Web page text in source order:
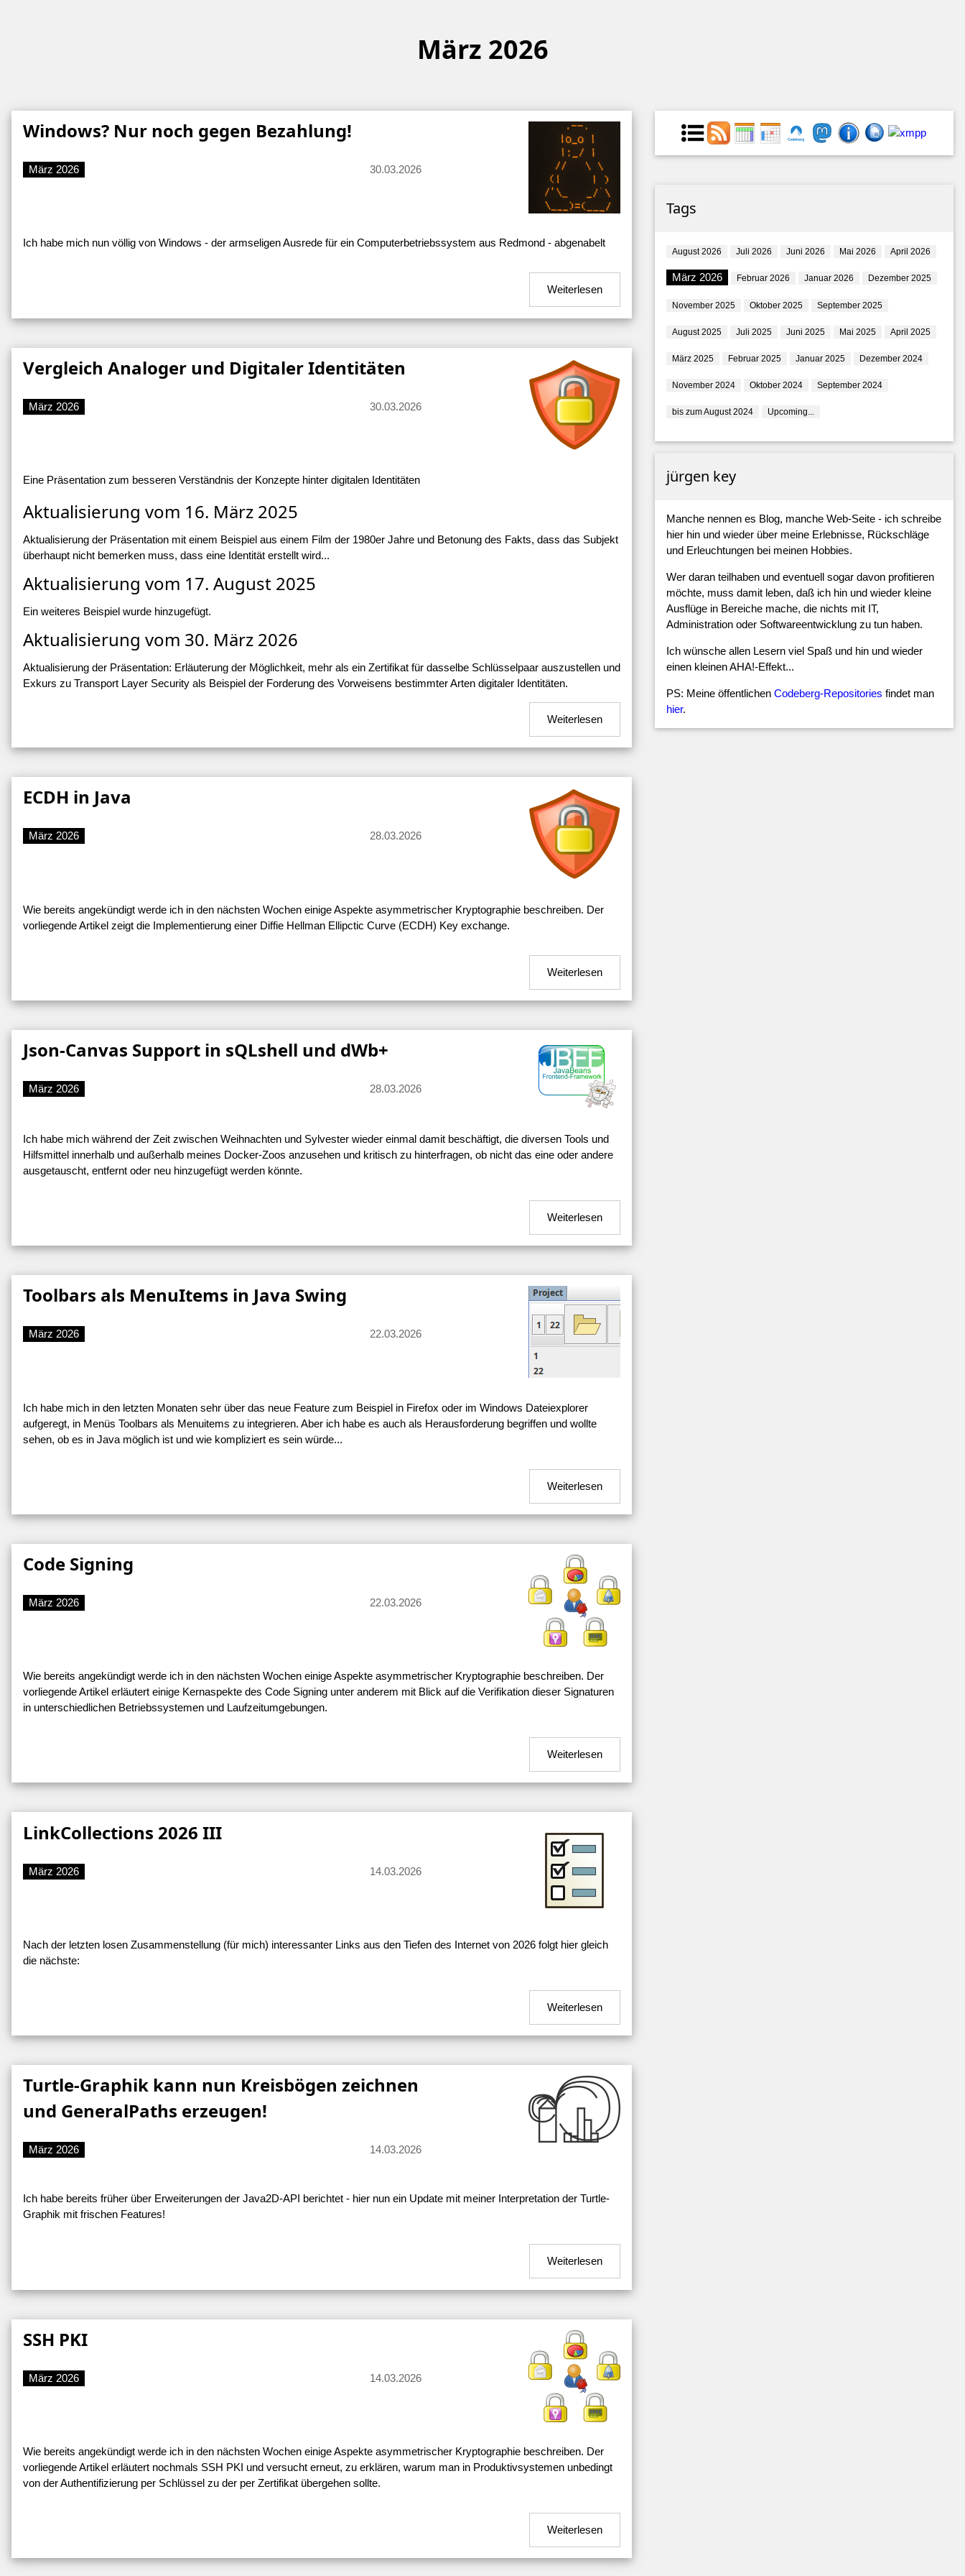
März 2026
Windows? Nur noch gegen Bezahlung!
März 2026 30.03.2026
Ich habe mich nun völlig von Windows - der armseligen Ausrede für ein Computerbetriebssystem aus Redmond - abgenabelt
Weiterlesen
Vergleich Analoger und Digitaler Identitäten
März 2026 30.03.2026
Eine Präsentation zum besseren Verständnis der Konzepte hinter digitalen Identitäten
Aktualisierung vom 16. März 2025
Aktualisierung der Präsentation mit einem Beispiel aus einem Film der 1980er Jahre und Betonung des Fakts, dass das Subjekt
überhaupt nicht bemerken muss, dass eine Identität erstellt wird...
Aktualisierung vom 17. August 2025
Ein weiteres Beispiel wurde hinzugefügt.
Aktualisierung vom 30. März 2026
Aktualisierung der Präsentation: Erläuterung der Möglichkeit, mehr als ein Zertifikat für dasselbe Schlüsselpaar auszustellen und
Exkurs zu Transport Layer Security als Beispiel der Forderung des Vorweisens bestimmter Arten digitaler Identitäten.
Weiterlesen
ECDH in Java
März 2026 28.03.2026
Wie bereits angekündigt werde ich in den nächsten Wochen einige Aspekte asymmetrischer Kryptographie beschreiben. Der
vorliegende Artikel zeigt die Implementierung einer Diffie Hellman Ellipctic Curve (ECDH) Key exchange.
Weiterlesen
Json-Canvas Support in sQLshell und dWb+
März 2026 28.03.2026
Ich habe mich während der Zeit zwischen Weihnachten und Sylvester wieder einmal damit beschäftigt, die diversen Tools und
Hilfsmittel innerhalb und außerhalb meines Docker-Zoos anzusehen und kritisch zu hinterfragen, ob nicht das eine oder andere
ausgetauscht, entfernt oder neu hinzugefügt werden könnte.
Weiterlesen
Toolbars als MenuItems in Java Swing
März 2026 22.03.2026
Ich habe mich in den letzten Monaten sehr über das neue Feature zum Beispiel in Firefox oder im Windows Dateiexplorer
aufgeregt, in Menüs Toolbars als Menuitems zu integrieren. Aber ich habe es auch als Herausforderung begriffen und wollte
sehen, ob es in Java möglich ist und wie kompliziert es sein würde...
Weiterlesen
Code Signing
März 2026 22.03.2026
Wie bereits angekündigt werde ich in den nächsten Wochen einige Aspekte asymmetrischer Kryptographie beschreiben. Der
vorliegende Artikel erläutert einige Kernaspekte des Code Signing unter anderem mit Blick auf die Verifikation dieser Signaturen
in unterschiedlichen Betriebssystemen und Laufzeitumgebungen.
Weiterlesen
LinkCollections 2026 III
März 2026 14.03.2026
Nach der letzten losen Zusammenstellung (für mich) interessanter Links aus den Tiefen des Internet von 2026 folgt hier gleich
die nächste:
Weiterlesen
Turtle-Graphik kann nun Kreisbögen zeichnen
und GeneralPaths erzeugen!
März 2026 14.03.2026
Ich habe bereits früher über Erweiterungen der Java2D-API berichtet - hier nun ein Update mit meiner Interpretation der Turtle-
Graphik mit frischen Features!
Weiterlesen
SSH PKI
März 2026 14.03.2026
Wie bereits angekündigt werde ich in den nächsten Wochen einige Aspekte asymmetrischer Kryptographie beschreiben. Der
vorliegende Artikel erläutert nochmals SSH PKI und versucht erneut, zu erklären, warum man in Produktivsystemen unbedingt
von der Authentifizierung per Schlüssel zu der per Zertifikat übergehen sollte.
Weiterlesen
Tags
August 2026 Juli 2026 Juni 2026 Mai 2026 April 2026
März 2026 Februar 2026 Januar 2026 Dezember 2025
November 2025 Oktober 2025 September 2025
August 2025 Juli 2025 Juni 2025 Mai 2025 April 2025
März 2025 Februar 2025 Januar 2025 Dezember 2024
November 2024 Oktober 2024 September 2024
bis zum August 2024 Upcoming...
jürgen key
Manche nennen es Blog, manche Web-Seite - ich schreibe
hier hin und wieder über meine Erlebnisse, Rückschläge
und Erleuchtungen bei meinen Hobbies.
Wer daran teilhaben und eventuell sogar davon profitieren
möchte, muss damit leben, daß ich hin und wieder kleine
Ausflüge in Bereiche mache, die nichts mit IT,
Administration oder Softwareentwicklung zu tun haben.
Ich wünsche allen Lesern viel Spaß und hin und wieder
einen kleinen AHA!-Effekt...
PS: Meine öffentlichen Codeberg-Repositories findet man
hier.